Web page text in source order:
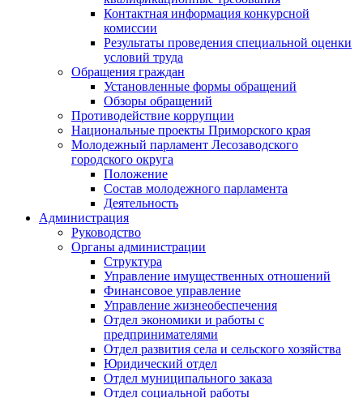
Контактная информация конкурсной
комиссии
Результаты проведения специальной оценки
условий труда
Обращения граждан
Установленные формы обращений
Обзоры обращений
Противодействие коррупции
Национальные проекты Приморского края
Молодежный парламент Лесозаводского
городского округа
Положение
Состав молодежного парламента
Деятельность
Администрация
Руководство
Органы администрации
Структура
Управление имущественных отношений
Финансовое управление
Управление жизнеобеспечения
Отдел экономики и работы с
предпринимателями
Отдел развития села и сельского хозяйства
Юридический отдел
Отдел муниципального заказа
Отдел социальной работы